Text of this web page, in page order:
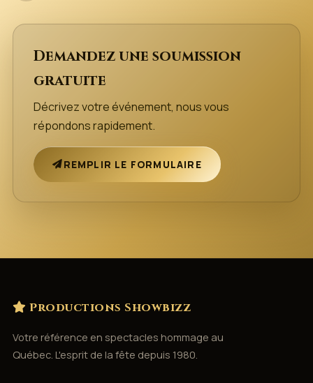
Demandez une soumission
gratuite
Décrivez votre événement, nous vous
répondons rapidement.
REMPLIR LE FORMULAIRE
Productions Showbizz
Votre référence en spectacles hommage au
Québec. L'esprit de la fête depuis 1980.